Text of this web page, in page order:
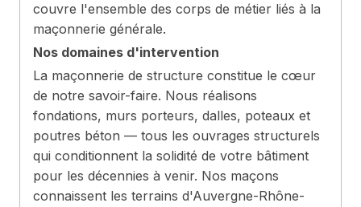
couvre l'ensemble des corps de métier liés à la
maçonnerie générale.
Nos domaines d'intervention
La maçonnerie de structure constitue le cœur
de notre savoir-faire. Nous réalisons
fondations, murs porteurs, dalles, poteaux et
poutres béton — tous les ouvrages structurels
qui conditionnent la solidité de votre bâtiment
pour les décennies à venir. Nos maçons
connaissent les terrains d'Auvergne-Rhône-